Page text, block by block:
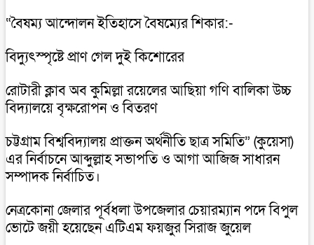
“বৈষম্য আন্দোলন ইতিহাসে বৈষম্যের শিকার:-
বিদ্যুৎস্পৃষ্টে প্রাণ গেল দুই কিশোরের
রোটারী ক্লাব অব কুমিল্লা রয়েলের আছিয়া গণি বালিকা উচ্চ
বিদ্যালয়ে বৃক্ষরোপন ও বিতরণ
চট্টগ্রাম বিশ্ববিদ্যালয় প্রাক্তন অর্থনীতি ছাত্র সমিতি” (কুয়েসা)
এর নির্বাচনে আব্দুল্লাহ সভাপতি ও আগা আজিজ সাধারন
সম্পাদক নির্বাচিত।
নেত্রকোনা জেলার পূর্বধলা উপজেলার চেয়ারম্যান পদে বিপুল
ভোটে জয়ী হয়েছেন এটিএম ফয়জুর সিরাজ জুয়েল